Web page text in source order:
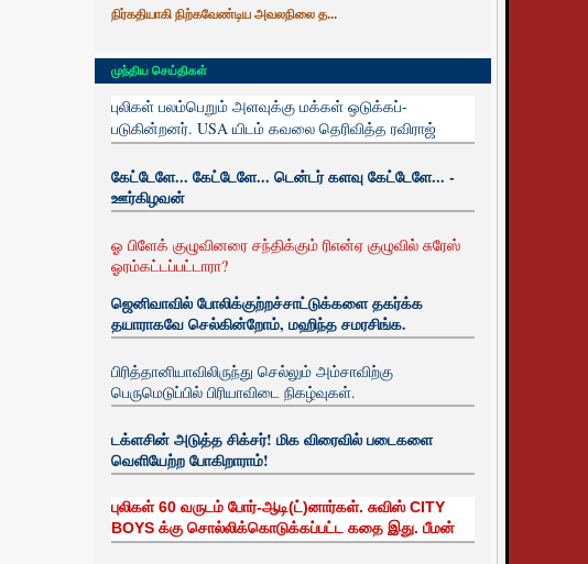
நிர்கதியாகி நிற்கவேண்டிய அவலநிலை த...
முந்திய செய்திகள்
புலிகள் பலம்பெறும் அளவுக்கு மக்கள் ஒடுக்கப்-
படுகின்றனர். USA யிடம் கவலை தெரிவித்த ரவிராஜ்
கேட்டேளே... கேட்டேளே... டென்டர் களவு கேட்டேளே... -
ஊர்கிழவன்
ஓ பிளேக் குழுவினரை சந்திக்கும் ரிஎன்ஏ குழுவில் சுரேஸ்
ஓரம்கட்டப்பட்டாரா?
ஜெனிவாவில் போலிக்குற்றச்சாட்டுக்களை தகர்க்க
தயாராகவே செல்கின்றோம், மஹிந்த சமரசிங்க.
பிரித்தானியாவிலிருந்து செல்லும் அம்சாவிற்கு
பெருமெடுப்பில் பிரியாவிடை நிகழ்வுகள்.
டக்ளசின் அடுத்த சிக்சர்! மிக விரைவில் படைகளை
வெளியேற்ற போகிறாராம்!
புலிகள் 60 வருடம் போர்-ஆடி(ட்)னார்கள். சுவிஸ் CITY
BOYS க்கு சொல்லிக்கொடுக்கப்பட்ட கதை இது. பீமன்